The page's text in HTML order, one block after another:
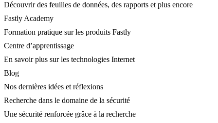
Découvrir des feuilles de données, des rapports et plus encore
Fastly Academy
Formation pratique sur les produits Fastly
Centre d’apprentissage
En savoir plus sur les technologies Internet
Blog
Nos dernières idées et réflexions
Recherche dans le domaine de la sécurité
Une sécurité renforcée grâce à la recherche